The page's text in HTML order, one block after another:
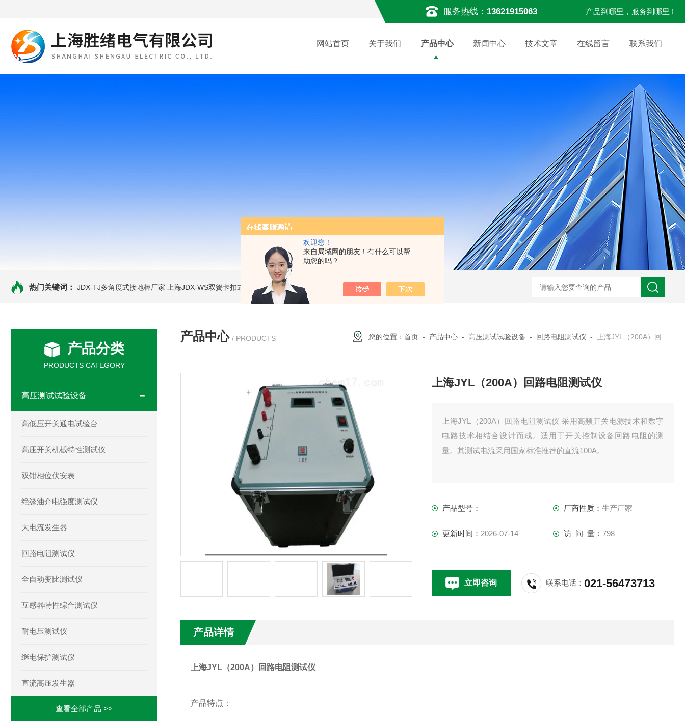
欢迎您！
来自局域网的朋友！有什么可以帮
助您的吗？
服务热线： 13621915063 产品到哪里，服务到哪里 !
网站首页 关于我们 产品中心 新闻中心 技术文章 在线留言 联系我们
热门关键词： JDX-TJ多角度式接地棒厂家 上海JDX-WS双簧卡扣式接地棒 JDX-WL圆口螺旋式（猴头式）接地棒 JDX-S双舌式接地棒价格 HD3400A接地电阻测试仪 S3010数字接地电阻测试仪现货
产品分类
PRODUCTS CATEGORY
高压测试试验设备
高低压开关通电试验台
高压开关机械特性测试仪
双钳相位伏安表
绝缘油介电强度测试仪
大电流发生器
回路电阻测试仪
全自动变比测试仪
互感器特性综合测试仪
耐电压测试仪
继电保护测试仪
直流高压发生器
查看全部产品 >>
产品中心 / PRODUCTS 您的位置：首页 - 产品中心 -高压测试试验设备 - 回路电阻测试仪 - 上海JYL（200A）回路电阻测试仪
上海JYL（200A）回路电阻测试仪
上海JYL（200A）回路电阻测试仪 采用高频开关电源技术和数字
电路技术相结合设计而成。适用于开关控制设备回路电阻的测
量。其测试电流采用国家标准推荐的直流100A。
产品型号： 厂商性质： 生产厂家
更新时间： 2026-07-14 访 问 量： 798
立即咨询 联系电话：021-56473713
产品详情
上海JYL（200A）回路电阻测试仪
产品特点：